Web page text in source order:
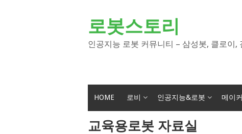
로봇스토리
인공지능 로봇 커뮤니티 – 삼성봇, 클로이
HOME 로비 인공지능&로봇 메이
교육용로봇 자료실